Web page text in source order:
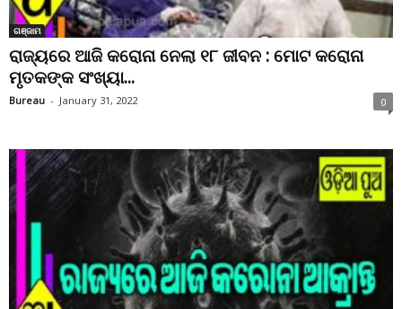
ଗଞ୍ଜାମ
ରାଜ୍ୟରେ ଆଜି କରୋନା ନେଲା ୧୮ ଜୀବନ : ମୋଟ କରୋନା
ମୃତକଙ୍କ ସଂଖ୍ୟା...
Bureau - January 31, 2022 0